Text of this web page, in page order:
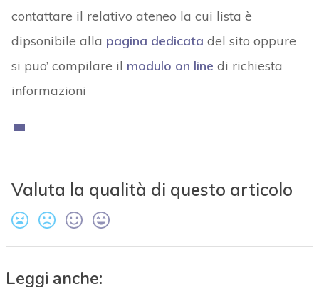
contattare il relativo ateneo la cui lista è
dipsonibile alla pagina dedicata del sito oppure
si puo’ compilare il modulo on line di richiesta
informazioni
Valuta la qualità di questo articolo
Leggi anche: